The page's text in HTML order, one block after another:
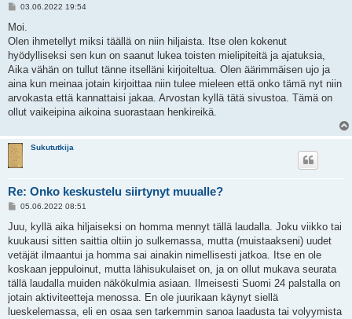
V
e
t
i
03.06.2022 19:54
Moi.
Olen ihmetellyt miksi täällä on niin hiljaista. Itse olen kokenut
hyödylliseksi sen kun on saanut lukea toisten mielipiteitä ja ajatuksia,
Aika vähän on tullut tänne itselläni kirjoiteltua. Olen äärimmäisen ujo ja
aina kun meinaa jotain kirjoittaa niin tulee mieleen että onko tämä nyt niin
arvokasta että kannattaisi jakaa. Arvostan kyllä tätä sivustoa. Tämä on
ollut vaikeipina aikoina suorastaan henkireikä.
Sukututkija
Re: Onko keskustelu siirtynyt muualle?
V
e
t
i
05.06.2022 08:51
Juu, kyllä aika hiljaiseksi on homma mennyt tällä laudalla. Joku viikko tai
kuukausi sitten saittia oltiin jo sulkemassa, mutta (muistaakseni) uudet
vetäjät ilmaantui ja homma sai ainakin nimellisesti jatkoa. Itse en ole
koskaan jeppuloinut, mutta lähisukulaiset on, ja on ollut mukava seurata
tällä laudalla muiden näkökulmia asiaan. Ilmeisesti Suomi 24 palstalla on
jotain aktiviteetteja menossa. En ole juurikaan käynyt siellä
lueskelemassa, eli en osaa sen tarkemmin sanoa laadusta tai volyymista